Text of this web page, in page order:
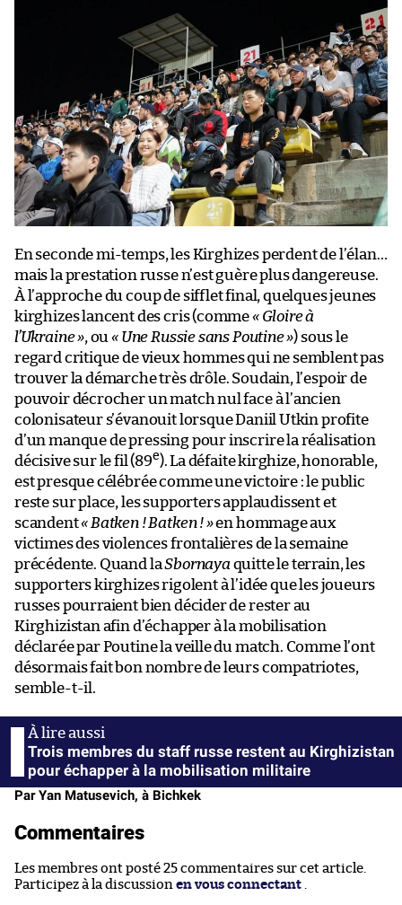
En seconde mi-temps, les Kirghizes perdent de l’élan…
mais la prestation russe n’est guère plus dangereuse.
À l’approche du coup de sifflet final, quelques jeunes
kirghizes lancent des cris (comme« Gloire à
l’Ukraine », ou« Une Russie sans Poutine ») sous le
regard critique de vieux hommes qui ne semblent pas
trouver la démarche très drôle. Soudain, l’espoir de
pouvoir décrocher un match nul face à l’ancien
colonisateur s’évanouit lorsque Daniil Utkin profite
d’un manque de pressing pour inscrire la réalisation
décisive sur le fil (89e). La défaite kirghize, honorable,
est presque célébrée comme une victoire : le public
reste sur place, les supporters applaudissent et
scandent« Batken ! Batken ! »en hommage aux
victimes des violences frontalières de la semaine
précédente. Quand laSbornaya quitte le terrain, les
supporters kirghizes rigolent à l’idée que les joueurs
russes pourraient bien décider de rester au
Kirghizistan afin d’échapper à la mobilisation
déclarée par Poutine la veille du match. Comme l’ont
désormais fait bon nombre de leurs compatriotes,
semble-t-il.
Trois membres du staff russe restent au Kirghizistan
pour échapper à la mobilisation militaire
Par Yan Matusevich, à Bichkek
Commentaires
Les membres ont posté 25 commentaires sur cet article.
Participez à la discussion en vous connectant .